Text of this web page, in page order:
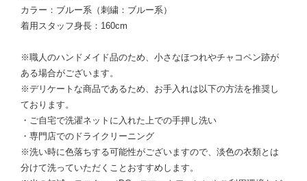
カラー：ブルー系（刺繍：ブルー系）
着用スタッフ身長：160cm
※職人のハンドメイド品のため、小さなほつれやチャコペン跡が
ある場合がございます。
※デリケートな商品であるため、お手入れは以下の方法を推奨し
ております。
・ご自宅で洗濯ネットに入れた上での手押し洗い
・専門店でのドライクリーニング
※洗い時に色落ちする可能性がございますので、淡色の衣類とは
分けて洗っていただくことおすすめします。